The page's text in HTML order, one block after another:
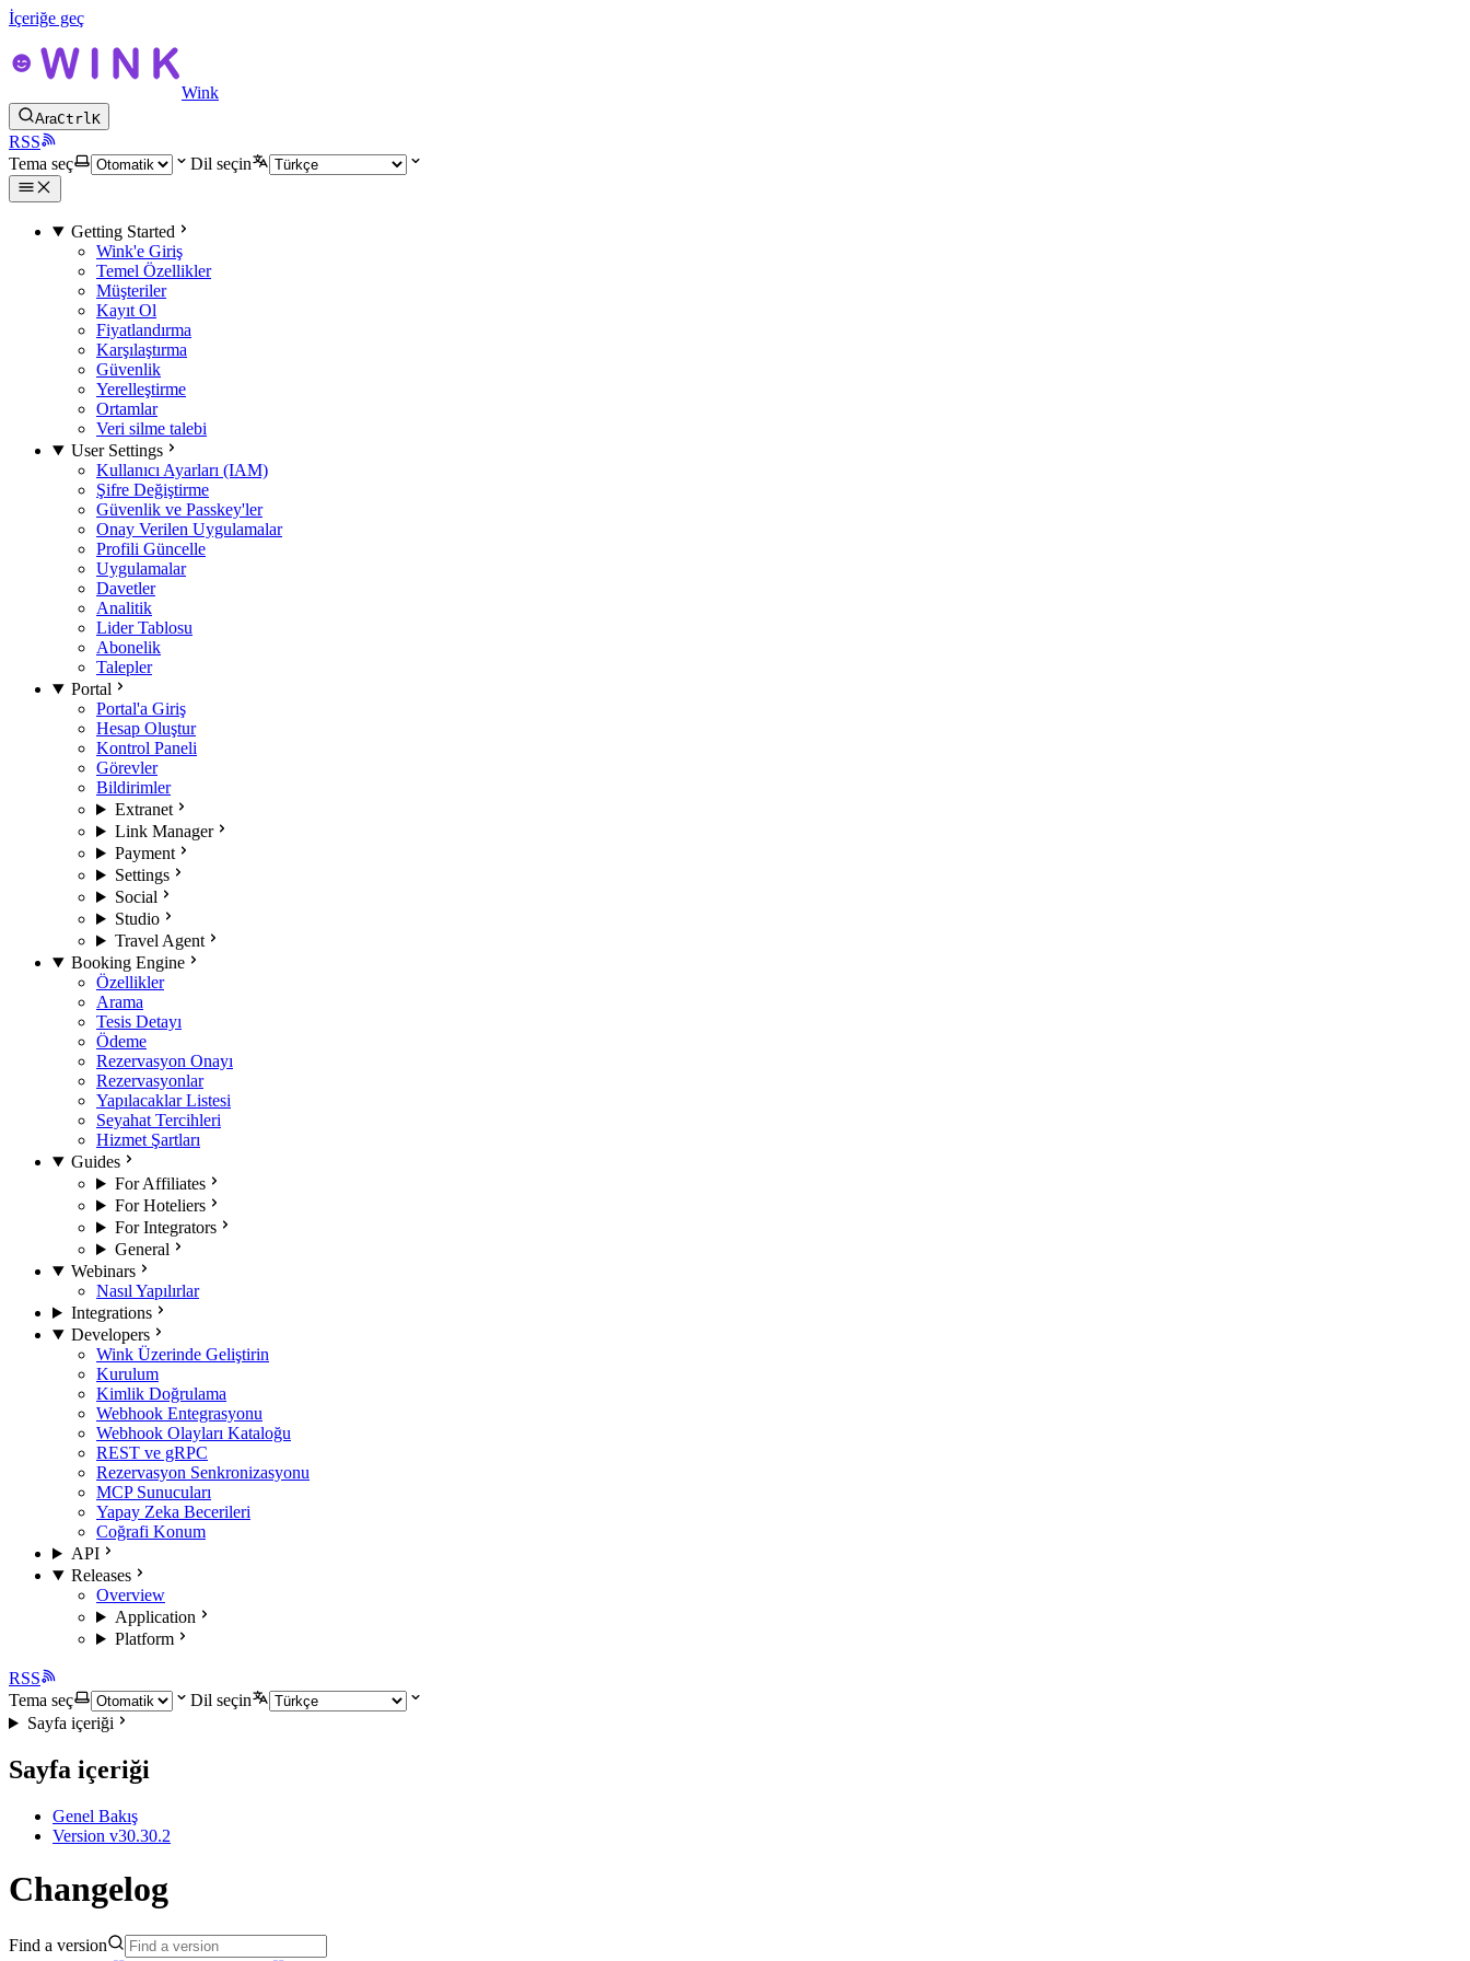
İçeriğe geç
Wink
AraCtrlK
RSS
Tema seç
Dil seçin
Getting Started
Wink'e Giriş
Temel Özellikler
Müşteriler
Kayıt Ol
Fiyatlandırma
Karşılaştırma
Güvenlik
Yerelleştirme
Ortamlar
Veri silme talebi
User Settings
Kullanıcı Ayarları (IAM)
Şifre Değiştirme
Güvenlik ve Passkey'ler
Onay Verilen Uygulamalar
Profili Güncelle
Uygulamalar
Davetler
Analitik
Lider Tablosu
Abonelik
Talepler
Portal
Portal'a Giriş
Hesap Oluştur
Kontrol Paneli
Görevler
Bildirimler
Extranet
Link Manager
Payment
Settings
Social
Studio
Travel Agent
Booking Engine
Özellikler
Arama
Tesis Detayı
Ödeme
Rezervasyon Onayı
Rezervasyonlar
Yapılacaklar Listesi
Seyahat Tercihleri
Hizmet Şartları
Guides
For Affiliates
For Hoteliers
For Integrators
General
Webinars
Nasıl Yapılırlar
Integrations
Developers
Wink Üzerinde Geliştirin
Kurulum
Kimlik Doğrulama
Webhook Entegrasyonu
Webhook Olayları Kataloğu
REST ve gRPC
Rezervasyon Senkronizasyonu
MCP Sunucuları
Yapay Zeka Becerileri
Coğrafi Konum
API
Releases
Overview
Application
Platform
RSS
Tema seç
Dil seçin
Sayfa içeriği
Sayfa içeriği
Genel Bakış
Version v30.30.2
Changelog
Find a version